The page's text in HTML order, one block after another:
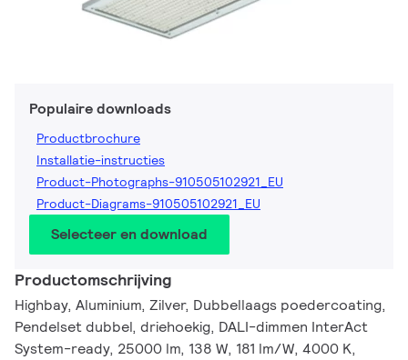
Populaire downloads
Productbrochure
Installatie-instructies
Product-Photographs-910505102921_EU
Product-Diagrams-910505102921_EU
Selecteer en download
Productomschrijving
Highbay, Aluminium, Zilver, Dubbellaags poedercoating,
Pendelset dubbel, driehoekig, DALI-dimmen InterAct
System-ready, 25000 lm, 138 W, 181 lm/W, 4000 K,